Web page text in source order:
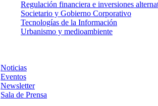
Regulación financiera e inversiones
Societario y Gobierno Corporativo
Tecnologías de la Información
Urbanismo y medioambiente
Noticias
Eventos
Newsletter
Sala de Prensa